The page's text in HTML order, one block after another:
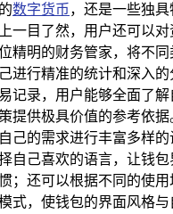
数字货币 ，还是一些独
一目了然，用户还可以
精明的财务管家，将不
进行精准的统计和深入
记录，用户能够全面了
提供极具价值的参考依据
己的需求进行丰富多样
自己喜欢的语言，让钱
；还可以根据不同的使
式，使钱包的界面风格